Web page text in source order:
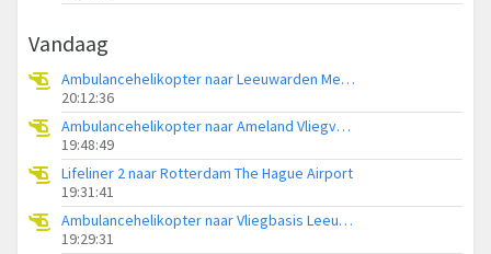
Vandaag
Ambulancehelikopter naar Leeuwarden Medical Center Heliport
20:12:36
Ambulancehelikopter naar Ameland Vliegveld Ballum
19:48:49
Lifeliner 2 naar Rotterdam The Hague Airport
19:31:41
Ambulancehelikopter naar Vliegbasis Leeuwarden
19:29:31